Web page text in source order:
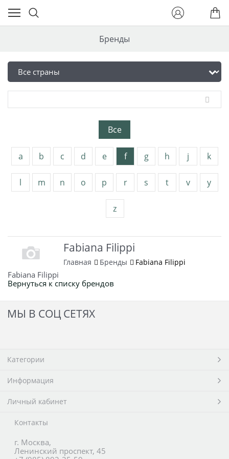
Бренды
Все
a b c d e f g h j k
l m n o p r s t v y
z
Fabiana Filippi
Главная Бренды Fabiana Filippi
Fabiana Filippi
Вернуться к списку брендов
МЫ В СОЦ СЕТЯХ
Категории
Информация
Личный кабинет
Контакты
г. Москва,
Ленинский проспект, 45